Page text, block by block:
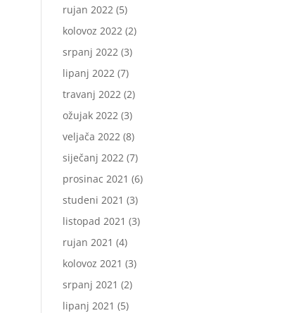
rujan 2022 (5)
kolovoz 2022 (2)
srpanj 2022 (3)
lipanj 2022 (7)
travanj 2022 (2)
ožujak 2022 (3)
veljača 2022 (8)
siječanj 2022 (7)
prosinac 2021 (6)
studeni 2021 (3)
listopad 2021 (3)
rujan 2021 (4)
kolovoz 2021 (3)
srpanj 2021 (2)
lipanj 2021 (5)